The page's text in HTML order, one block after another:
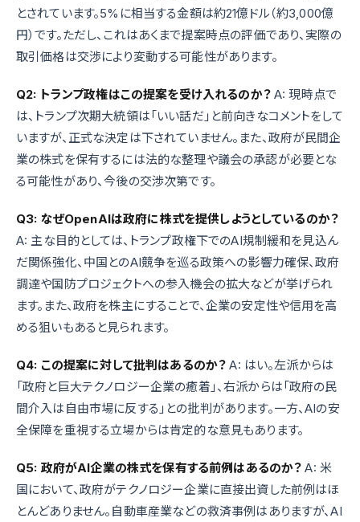
とされています。5%に相当する金額は約21億ドル（約3,000億
円）です。ただし、これはあくまで提案時点の評価であり、実際の
取引価格は交渉により変動する可能性があります。
Q2: トランプ政権はこの提案を受け入れるのか？A: 現時点で
は、トランプ次期大統領は「いい話だ」と前向きなコメントをして
いますが、正式な決定は下されていません。また、政府が民間企
業の株式を保有するには法的な整理や議会の承認が必要とな
る可能性があり、今後の交渉次第です。
Q3: なぜOpenAIは政府に株式を提供しようとしているのか？
A: 主な目的としては、トランプ政権下でのAI規制緩和を見込ん
だ関係強化、中国とのAI競争を巡る政策への影響力確保、政府
調達や国防プロジェクトへの参入機会の拡大などが挙げられ
ます。また、政府を株主にすることで、企業の安定性や信用を高
める狙いもあると見られます。
Q4: この提案に対して批判はあるのか？ A: はい。左派からは
「政府と巨大テクノロジー企業の癒着」、右派からは「政府の民
間介入は自由市場に反する」との批判があります。一方、AIの安
全保障を重視する立場からは肯定的な意見もあります。
Q5: 政府がAI企業の株式を保有する前例はあるのか？ A: 米
国において、政府がテクノロジー企業に直接出資した前例はほ
とんどありません。自動車産業などの救済事例はありますが、AI